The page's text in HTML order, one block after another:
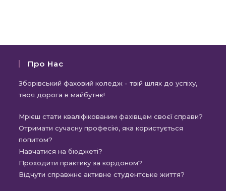
Про Нас
Зборівський фаховий коледж - твій шлях до успіху,
твоя дорога в майбутнє!
Мрієш стати кваліфікованим фахівцем своєї справи?
Отримати сучасну професію, яка користується
попитом?
Навчатися на бюджеті?
Проходити практику за кордоном?
Відчути справжнє активне студентське життя?